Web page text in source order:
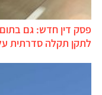
דין חדש: גם בתום
תקלה סדרתית על